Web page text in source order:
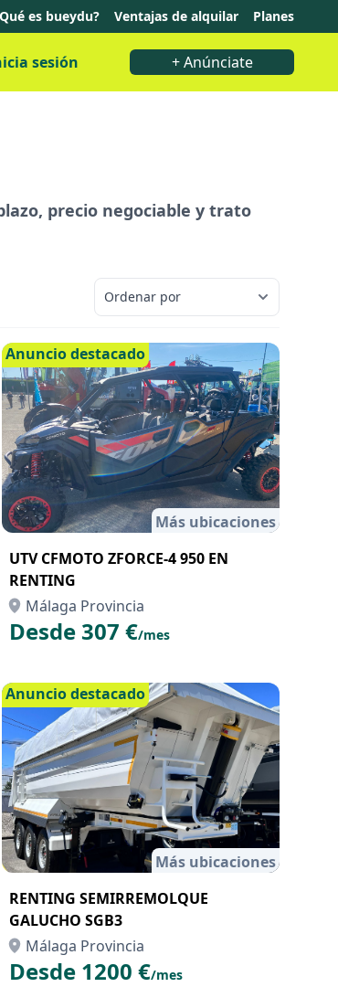
es bueydu? Ventajas de alquilar Planes
sesión + Anúnciate
precio negociable y trato
Anuncio destacado
Más ubicaciones
UTV CFMOTO ZFORCE-4 950 EN
RENTING
Málaga Provincia
Desde 307 €/mes
Anuncio destacado
Más ubicaciones
RENTING SEMIRREMOLQUE
GALUCHO SGB3
Málaga Provincia
Desde 1200 €/mes